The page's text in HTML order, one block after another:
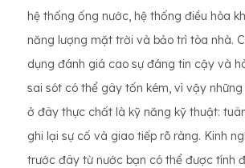
hệ thống ống nước, hệ thống điều hòa
năng lượng mặt trời và bảo trì tòa nhà.
dụng đánh giá cao sự đáng tin cậy và
sai sót có thể gây tốn kém, vì vậy những
ở đây thực chất là kỹ năng kỹ thuật:
ghi lại sự cố và giao tiếp rõ ràng. Kinh
trước đây từ nước bạn có thể được tính